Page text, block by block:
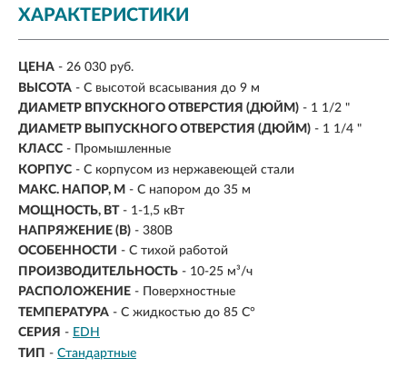
ХАРАКТЕРИСТИКИ
ЦЕНА - 26 030 руб.
ВЫСОТА - С высотой всасывания до 9 м
ДИАМЕТР ВПУСКНОГО ОТВЕРСТИЯ (ДЮЙМ) - 1 1/2 "
ДИАМЕТР ВЫПУСКНОГО ОТВЕРСТИЯ (ДЮЙМ) - 1 1/4 "
КЛАСС - Промышленные
КОРПУС - С корпусом из нержавеющей стали
МАКС. НАПОР, М - С напором до 35 м
МОЩНОСТЬ, ВТ - 1-1,5 кВт
НАПРЯЖЕНИЕ (В) - 380В
ОСОБЕННОСТИ - С тихой работой
ПРОИЗВОДИТЕЛЬНОСТЬ - 10-25 м³/ч
РАСПОЛОЖЕНИЕ - Поверхностные
ТЕМПЕРАТУРА - С жидкостью до 85 С°
СЕРИЯ - EDH
ТИП - Стандартные